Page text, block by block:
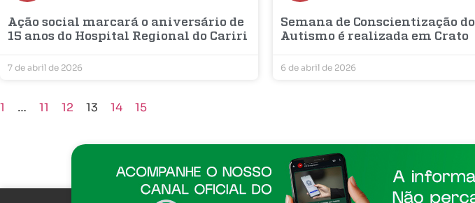
Ação social marcará o aniversário de
15 anos do Hospital Regional do Cariri
7 de abril de 2026
Semana de Conscientização do
Autismo é realizada em Crato
6 de abril de 2026
1 … 11 12 13 14 15